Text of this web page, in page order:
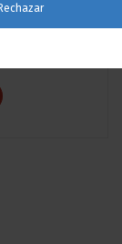
Rechazar